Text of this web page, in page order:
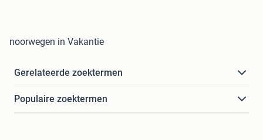
noorwegen in Vakantie
Gerelateerde zoektermen
Populaire zoektermen